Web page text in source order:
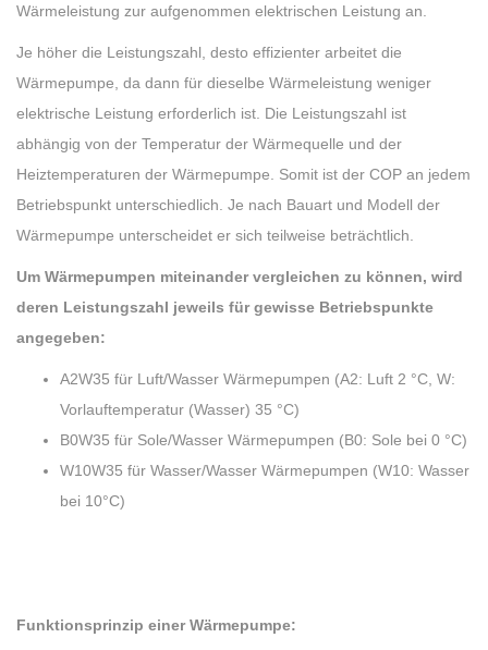
Wärmeleistung zur aufgenommen elektrischen Leistung an.
Je höher die Leistungszahl, desto effizienter arbeitet die
Wärmepumpe, da dann für dieselbe Wärmeleistung weniger
elektrische Leistung erforderlich ist. Die Leistungszahl ist
abhängig von der Temperatur der Wärmequelle und der
Heiztemperaturen der Wärmepumpe. Somit ist der COP an jedem
Betriebspunkt unterschiedlich. Je nach Bauart und Modell der
Wärmepumpe unterscheidet er sich teilweise beträchtlich.
Um Wärmepumpen miteinander vergleichen zu können, wird
deren Leistungszahl jeweils für gewisse Betriebspunkte
angegeben:
A2W35 für Luft/Wasser Wärmepumpen (A2: Luft 2 °C, W:
Vorlauftemperatur (Wasser) 35 °C)
B0W35 für Sole/Wasser Wärmepumpen (B0: Sole bei 0 °C)
W10W35 für Wasser/Wasser Wärmepumpen (W10: Wasser
bei 10°C)
Funktionsprinzip einer Wärmepumpe: